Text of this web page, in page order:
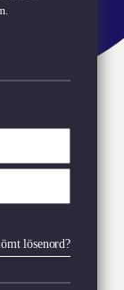
lösenord?